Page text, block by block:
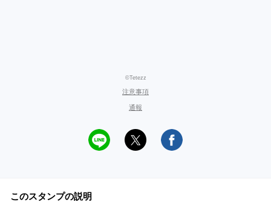
©Tetezz
注意事項
通報
このスタンプの説明